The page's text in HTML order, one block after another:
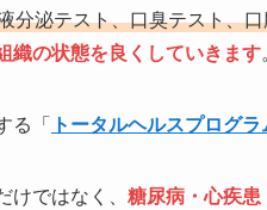
分泌テスト、口臭テスト、
織の状態を良くしていきます
る「 トータルヘルスプログラ
ではなく、 糖尿病・心疾患